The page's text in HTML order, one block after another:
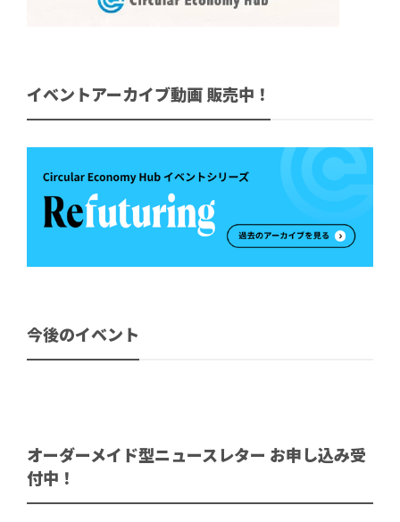
イベントアーカイブ動画 販売中！
今後のイベント
オーダーメイド型ニュースレター お申し込み受
付中！